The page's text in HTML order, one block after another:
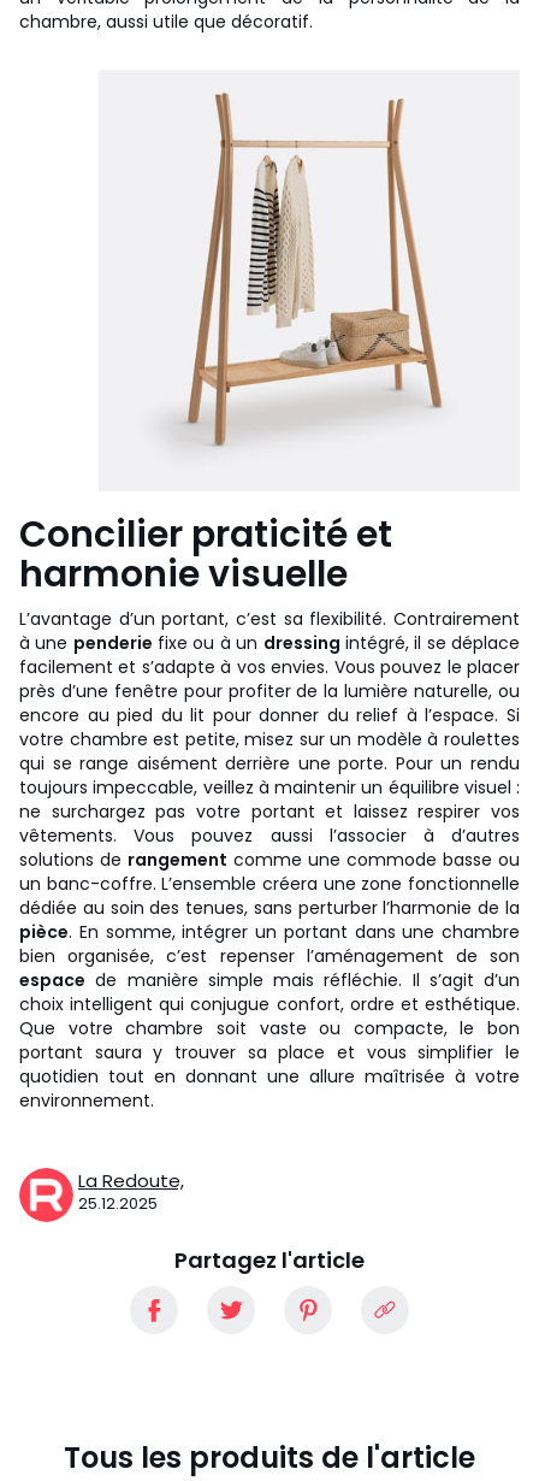
chambre, aussi utile que décoratif.
Concilier praticité et
harmonie visuelle
L’avantage d’un portant, c’est sa flexibilité. Contrairement
à une penderie fixe ou à un dressing intégré, il se déplace
facilement et s’adapte à vos envies. Vous pouvez le placer
près d’une fenêtre pour profiter de la lumière naturelle, ou
encore au pied du lit pour donner du relief à l’espace. Si
votre chambre est petite, misez sur un modèle à roulettes
qui se range aisément derrière une porte. Pour un rendu
toujours impeccable, veillez à maintenir un équilibre visuel :
ne surchargez pas votre portant et laissez respirer vos
vêtements. Vous pouvez aussi l’associer à d’autres
solutions de rangement comme une commode basse ou
un banc-coffre. L’ensemble créera une zone fonctionnelle
dédiée au soin des tenues, sans perturber l’harmonie de la
pièce. En somme, intégrer un portant dans une chambre
bien organisée, c’est repenser l’aménagement de son
espace de manière simple mais réfléchie. Il s’agit d’un
choix intelligent qui conjugue confort, ordre et esthétique.
Que votre chambre soit vaste ou compacte, le bon
portant saura y trouver sa place et vous simplifier le
quotidien tout en donnant une allure maîtrisée à votre
environnement.
La Redoute,
25.12.2025
Partagez l'article
Tous les produits de l'article